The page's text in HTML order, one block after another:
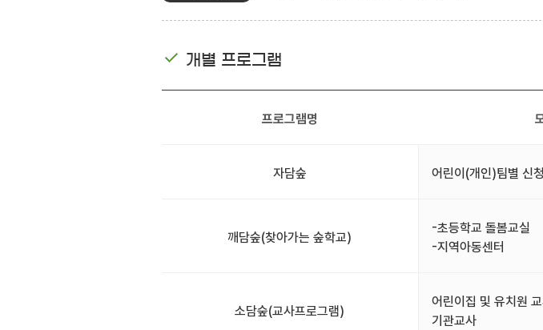
개별 프로그램
프로그램명
자담숲 어린이(개인)팀별 신청
깨담숲(찾아가는 숲학교)
-초등학교 돌봄교실
-지역아동센터
소담숲(교사프로그램)
어린이집 및 유치원
기관교사